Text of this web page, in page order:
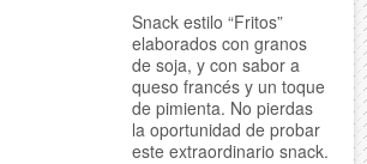
Snack estilo “Fritos”
elaborados con granos
de soja, y con sabor a
queso francés y un toque
de pimienta. No pierdas
la oportunidad de probar
este extraordinario snack.